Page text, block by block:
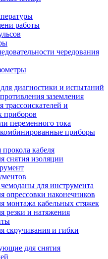
работы
чередования
диагностики и испытаний
заземления
трассоискателей и
приборов
переменного тока
приборы
прокола кабеля
снятия изоляции
для инструмента
опрессовки наконечников
монтажа кабельных стяжек
резки и натяжения
скручивания и гибки
для снятия